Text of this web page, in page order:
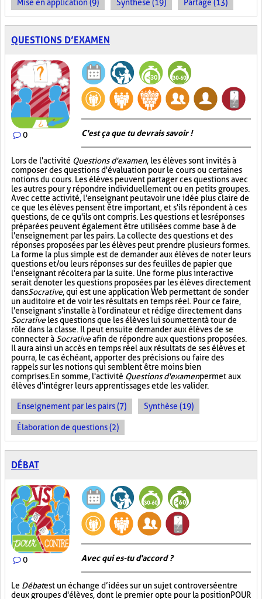
Mise en application (9) Synthèse (19) Partage (13)
QUESTIONS D’EXAMEN
0 C'est ça que tu devrais savoir !
Lors de l'activité Questions d'examen, les élèves sont invités à
composer des questions d'évaluation pour le cours ou certaines
notions du cours. Les élèves peuvent partager ces questions avec
les autres pour y répondre individuellement ou en petits groupes.
Avec cette activité, l'enseignant peut avoir une idée plus claire de
ce que les élèves pensent être important, et s'ils répondent à ces
questions, de ce qu'ils ont compris. Les questions et les réponses
préparées peuvent également être utilisées comme base à de
l'enseignement par les pairs. La collecte des questions et des
réponses proposées par les élèves peut prendre plusieurs formes.
La forme la plus simple est de demander aux élèves de noter leurs
questions et/ou leurs réponses sur des feuilles de papier que
l'enseignant récoltera par la suite. Une forme plus interactive
serait de noter les questions proposées par les élèves directement
dansSocrative, qui est une application Web permettant de sonder
un auditoire et de voir les résultats en temps réel. Pour ce faire,
l'enseignant s'installe à l'ordinateur et rédige directement dans
Socrativeles questions que les élèves lui soumettent à tour de
rôle dans la classe. Il peut ensuite demander aux élèves de se
connecter à Socrativeafin de répondre aux questions proposées.
Il aura ainsi un accès en temps réel aux résultats de ses élèves et
pourra, le cas échéant, apporter des précisions ou faire des
rappels sur les notions qui semblent être moins bien
comprises. En somme, l'activité Questions d'examenpermet aux
élèves d'intégrer leurs apprentissages et de les valider.
Enseignement par les pairs (7) Synthèse (19)
Élaboration de questions (2)
DÉBAT
0 Avec qui es-tu d'accord ?
Le Débatest un échange d’idées sur un sujet controversé entre
deux groupes d'élèves, dont le premier opte pour la position POUR